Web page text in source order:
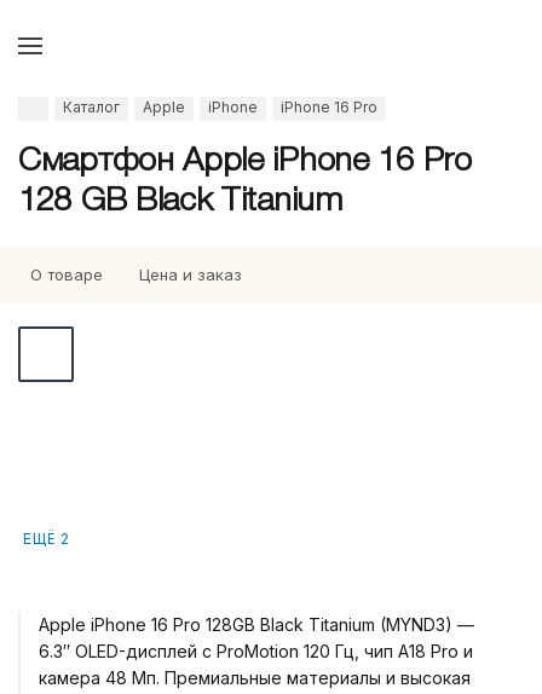
Каталог Apple iPhone iPhone 16 Pro
Смартфон Apple iPhone 16 Pro
128 GB Black Titanium
О товаре Цена и заказ
ЕЩЁ 2
Apple iPhone 16 Pro 128GB Black Titanium (MYND3) —
6.3″ OLED-дисплей с ProMotion 120 Гц, чип A18 Pro и
камера 48 Мп. Премиальные материалы и высокая